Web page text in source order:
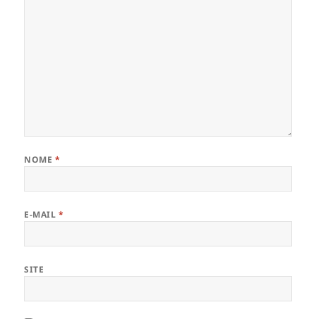
NOME *
E-MAIL *
SITE